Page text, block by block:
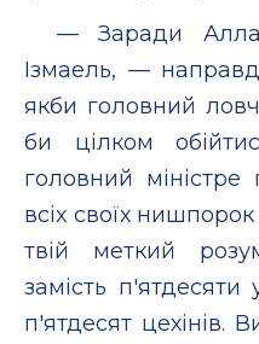
— Заради
Ізмаель, —
якби головний
би цілком
головний міністре
всіх своїх
твій меткий
замість
п'ятдесят цехінів.